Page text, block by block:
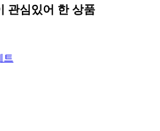
관심있어 한 상품
트